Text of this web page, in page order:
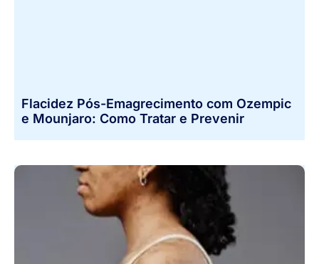
Flacidez Pós-Emagrecimento com Ozempic
e Mounjaro: Como Tratar e Prevenir